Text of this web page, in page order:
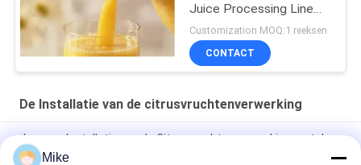
Juice Processing Line
High Quality
Customization MOQ:1 reeksen
CONTACT
De Installatie van de citrusvruchtenverwerking
de verse Installatie van de Citrusvruchtenverwerking met de
Verpakking van de Huisdierenfles
Mike